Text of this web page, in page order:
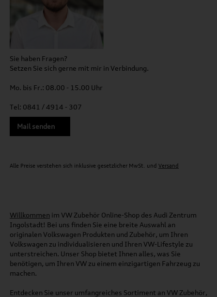
Sie haben Fragen?
Setzen Sie sich gerne mit mir in Verbindung.
Mo. bis Fr.: 08.00 - 15.00 Uhr
Tel: 0841 / 4914 - 307
Mail senden
Alle Preise verstehen sich inklusive gesetzlicher MwSt. und Versand
Willkommen im VW Zubehör Online-Shop des Audi Zentrum
Ingolstadt! Bei uns finden Sie eine breite Auswahl an
originalen Volkswagen Produkten und Zubehör, um Ihren
Volkswagen zu individualisieren und Ihren VW-Lifestyle zu
unterstreichen. Unser Shop bietet Ihnen alles, was Sie
benötigen, um Ihren VW zu einem einzigartigen Fahrzeug zu
machen.
Entdecken Sie unser umfangreiches Sortiment an VW Zubehör,